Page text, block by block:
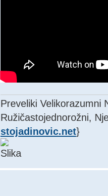
Preveliki Velikorazumni
Ružičastojednorožni,
stojadinovic.net}